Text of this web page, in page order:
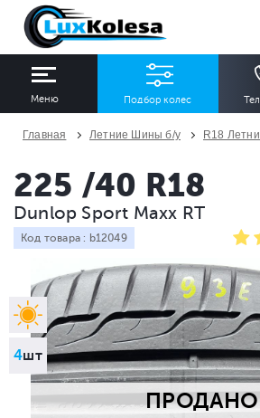
Меню Подбор колес
Ширина
Все
Профиль
Сезон
Все Все
ПОДОБРАТЬ
Главная Летние Шины б/у R18
ПРОДАНО
4шт
225 /40 R18
Dunlop Sport Maxx RT
Код товара : b12049